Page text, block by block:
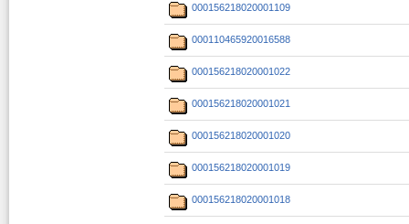
000156218020001109
000110465920016588
000156218020001022
000156218020001021
000156218020001020
000156218020001019
000156218020001018